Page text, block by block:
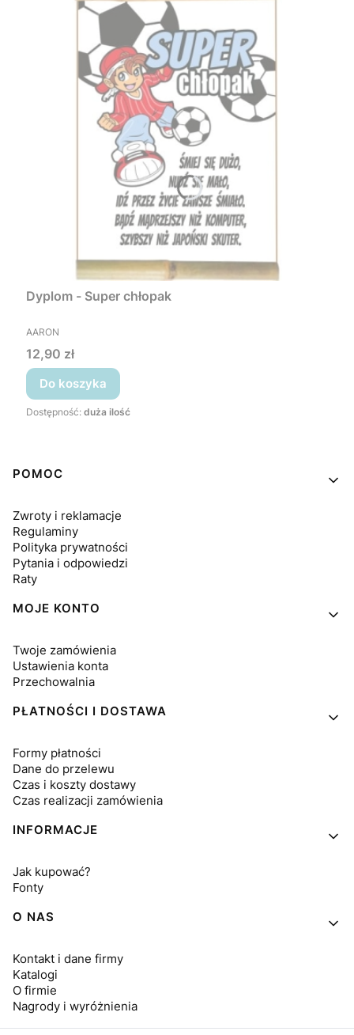
Dyplom - Super chłopak
PRODUCENT
AARON
Cena
12,90 zł
Do koszyka
Dostępność: duża ilość
Linki w stopce
POMOC
Zwroty i reklamacje
Regulaminy
Polityka prywatności
Pytania i odpowiedzi
Raty
MOJE KONTO
Twoje zamówienia
Ustawienia konta
Przechowalnia
PŁATNOŚCI I DOSTAWA
Formy płatności
Dane do przelewu
Czas i koszty dostawy
Czas realizacji zamówienia
INFORMACJE
Jak kupować?
Fonty
O NAS
Kontakt i dane firmy
Katalogi
O firmie
Nagrody i wyróżnienia